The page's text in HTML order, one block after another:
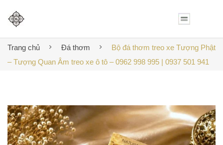
Trang chủ Đá thơm
Bộ đá thơm treo xe Tượng Phật
– Tượng Quan Âm treo xe ô tô – 0962 998 995 | 0937 501 941